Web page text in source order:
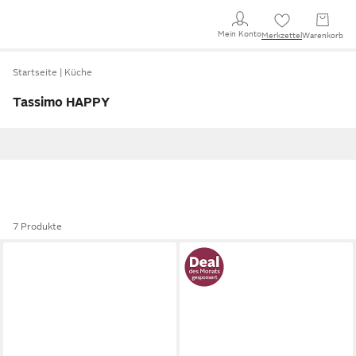
Mein KontoMerkzettel Warenkorb
Startseite Küche
Tassimo HAPPY
7 Produkte